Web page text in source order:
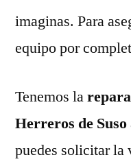
imaginas. Para
equipo por
Tenemos la
Herreros de Suso
puedes solicitar la